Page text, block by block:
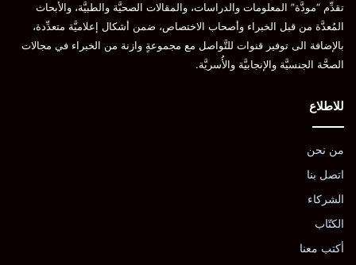
تقدِّم “مودَّة” المعلومات والدراسات، والمقالات الصحيَّة والطبيَّة، والأبحاث
المُعدَّة من قبل الخبراء وأصحاب الاختصاص، ضمن أشكال إعلاميَّة متعدِّدة،
بالإضافة الى توفير قنوات للتَّواصل مع مجموعةٍ وازنة من الخبراء في مجالات
الصحَّة الجنسيَّة والإنجابيَّة والأُسريَّة.
للاطلاع
من نحن
اتصل بنا
الشركاء
الكتّاب
أكتب معنا